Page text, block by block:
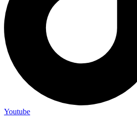
Youtube